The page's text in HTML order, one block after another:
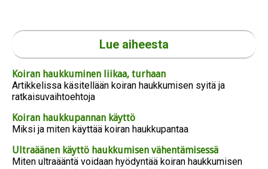
Lue aiheesta
Koiran haukkuminen liikaa, turhaan
Artikkelissa käsitellään koiran haukkumisen syitä ja
ratkaisuvaihtoehtoja
Koiran haukkupannan käyttö
Miksi ja miten käyttää koiran haukkupantaa
Ultraäänen käyttö haukkumisen vähentämisessä
Miten ultraääntä voidaan hyödyntää koiran haukkumisen